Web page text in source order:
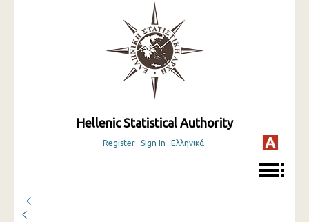
Hellenic Statistical Authority
Register Sign In Ελληνικά